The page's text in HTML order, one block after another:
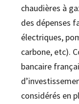
chaudières à
des dépenses
électriques,
carbone, etc).
bancaire
considérés en